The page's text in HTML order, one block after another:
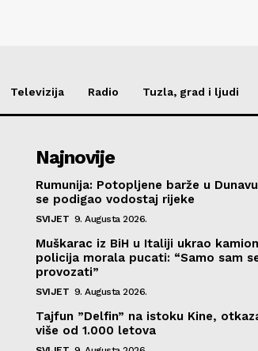
Televizija Radio Tuzla, grad i ljudi
Najnovije
Rumunija: Potopljene barže u
se podigao vodostaj rijeke
SVIJET 9. Augusta 2026.
Muškarac iz BiH u Italiji ukrao
policija morala pucati: “Samo sam
provozati”
SVIJET 9. Augusta 2026.
Tajfun ”Delfin” na istoku Kine,
više od 1.000 letova